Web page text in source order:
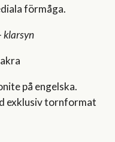
förmåga.
klarsyn
på engelska.
exklusiv tornformat